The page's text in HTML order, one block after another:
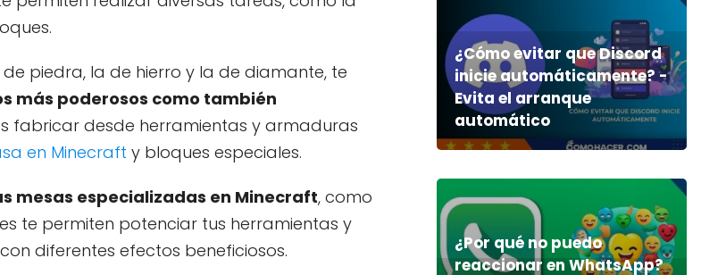
piedra, la de hierro y la de diamante, te
más poderosos como también
fabricar desde herramientas y armaduras
en Minecraft y bloques especiales.
mesas especializadas en Minecraft, como
te permiten potenciar tus herramientas y
diferentes efectos beneficiosos.
¿Cómo evitar que Discord
inicie automáticamente? -
Evita el arranque
automático
¿Por qué no puedo
reaccionar en WhatsApp?